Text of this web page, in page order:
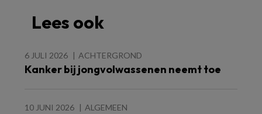
Lees ook
6 JULI 2026 ACHTERGROND
Kanker bij jongvolwassenen neemt toe
10 JUNI 2026 ALGEMEEN